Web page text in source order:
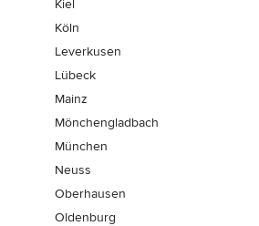
Kiel
Köln
Leverkusen
Lübeck
Mainz
Mönchen­gladbach
München
Neuss
Oberhausen
Oldenburg